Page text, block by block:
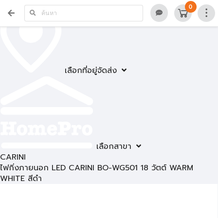
เลือกที่อยู่จัดส่ง
เลือกสาขา
0
CARINI
ไฟกิ่งภายนอก LED CARINI BO-WG501 18 วัตต์ WARM
WHITE สีดำ